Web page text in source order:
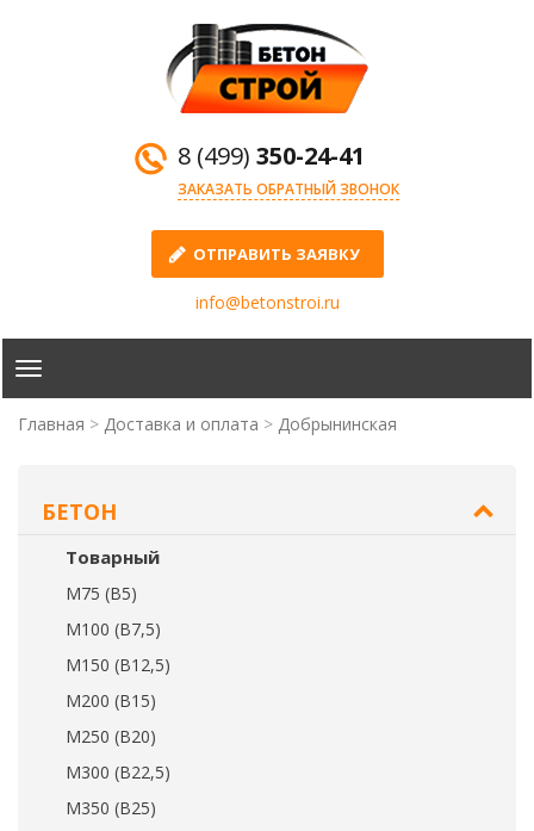
8 (499) 350-24-41
ЗАКАЗАТЬ ОБРАТНЫЙ ЗВОНОК
ОТПРАВИТЬ ЗАЯВКУ
info@betonstroi.ru
Главная Доставка и оплата Добрынинская
БЕТОН
Товарный
М75 (В5)
М100 (В7,5)
М150 (В12,5)
М200 (В15)
М250 (В20)
М300 (В22,5)
М350 (В25)